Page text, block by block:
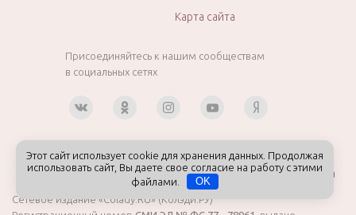
Карта сайта
Присоединяйтесь к нашим сообществам
в социальных сетях
Контакты Вакансии Авторы и эксперты Реклама
Сетевое издание «Colady.RU» (Колэди.РУ)
Этот сайт использует cookie для хранения данных. Продолжая
использовать сайт, Вы даете свое согласие на работу с этими
файлами.
OK